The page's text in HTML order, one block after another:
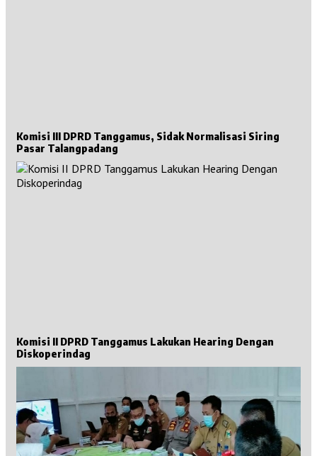
Komisi III DPRD Tanggamus, Sidak Normalisasi Siring
Pasar Talangpadang
Komisi II DPRD Tanggamus Lakukan Hearing Dengan
Diskoperindag